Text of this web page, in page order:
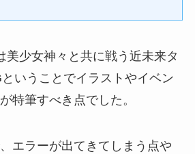
美少女神々と共に戦う近未来タ
いうことでイラストやイベン
特筆すべき点でした。
エラーが出てきてしまう点や